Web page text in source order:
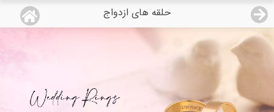
حلقه های ازدواج
منو
صفحه اصلی
دسته بندی محصولات